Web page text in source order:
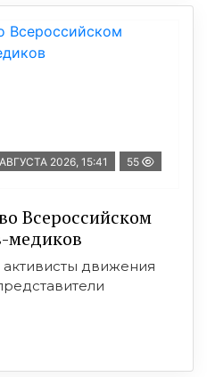
2026, 15:41 55
Всероссийском
медиков
движения